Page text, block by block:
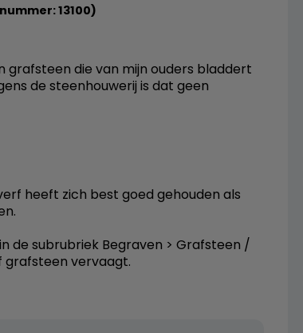
13100)
grafsteen die van mijn ouders bladdert
de steenhouwerij is dat geen
heeft zich best goed gehouden als
de subrubriek Begraven > Grafsteen /
grafsteen vervaagt.